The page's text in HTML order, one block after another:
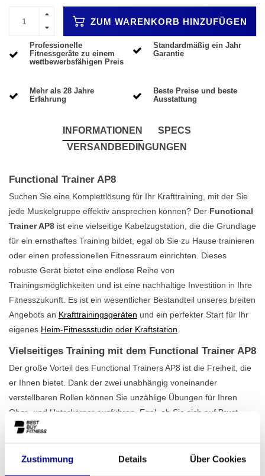
Zustimmung Details Über Cookies
ZUM WARENKORB HINZUFÜGEN
Professionelle
Fitnessgeräte zu einem
wettbewerbsfähigen Preis
Standardmäßig ein Jahr
Garantie
Mehr als 28 Jahre
Erfahrung
Beste Preise und beste
Ausstattung
INFORMATIONEN
SPECS
VERSANDBEDINGUNGEN
Functional Trainer AP8
Suchen Sie eine Komplettlösung für Ihr Krafttraining, mit der Sie
jede Muskelgruppe effektiv ansprechen können? Der Functional
Trainer AP8 ist eine vielseitige Kabelzugstation, die die Grundlage
für ein ernsthaftes Training bildet, egal ob Sie zu Hause trainieren
oder einen professionellen Fitnessraum einrichten. Dieses
robuste Gerät bietet eine endlose Reihe von
Trainingsmöglichkeiten und ist eine nachhaltige Investition in Ihre
Fitnesszukunft. Es ist ein wesentlicher Bestandteil unseres breiten
Angebots an Krafttrainingsgeräten und ein perfekter Start für Ihr
eigenes Heim-Fitnessstudio oder Kraftstation
Vielseitiges Training mit dem Functional Trainer AP8
Der große Vorteil des Functional Trainers AP8 ist die Freiheit, die
er Ihnen bietet. Dank der zwei unabhängig voneinander
verstellbaren Rollen können Sie unzählige Übungen für Ihren
Ober- und Unterkörper ausführen. Egal, ob Sie sich auf Brust,
Rücken, Schultern, Arme oder Beine konzentrieren, die
Möglichkeiten sind endlos. Das Gerät ist für den intensiven
Gebrauch konzipiert, was Sie sofort an der stabilen Konstruktion